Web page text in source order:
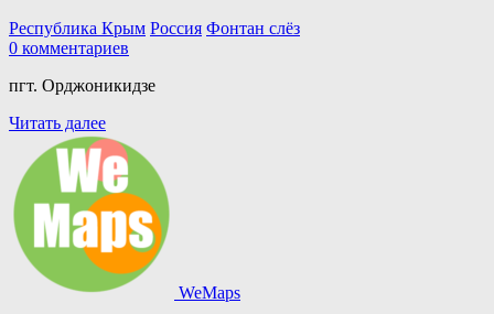
Республика Крым Россия Фонтан слёз
0 комментариев
пгт. Орджоникидзе
Читать далее
WeMaps